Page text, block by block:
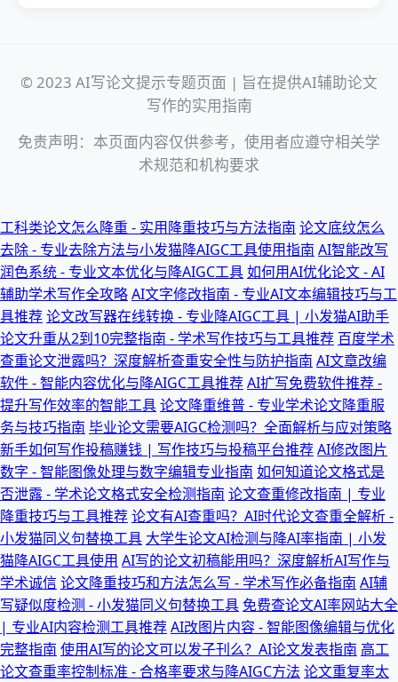
© 2023 AI写论文提示专题页面 | 旨在提供AI辅助论文
写作的实用指南
免责声明：本页面内容仅供参考，使用者应遵守相关学
术规范和机构要求
工科类论文怎么降重 - 实用降重技巧与方法指南 论文底纹怎么
去除 - 专业去除方法与小发猫降AIGC工具使用指南 AI智能改写
润色系统 - 专业文本优化与降AIGC工具如何用AI优化论文 - AI
辅助学术写作全攻略AI文字修改指南 - 专业AI文本编辑技巧与工
具推荐论文改写器在线转换 - 专业降AIGC工具 | 小发猫AI助手
论文升重从2到10完整指南 - 学术写作技巧与工具推荐 百度学术
查重论文泄露吗？深度解析查重安全性与防护指南 AI文章改编
软件 - 智能内容优化与降AIGC工具推荐AI扩写免费软件推荐 -
提升写作效率的智能工具论文降重维普 - 专业学术论文降重服
务与技巧指南 毕业论文需要AIGC检测吗？全面解析与应对策略
新手如何写作投稿赚钱 | 写作技巧与投稿平台推荐AI修改图片
数字 - 智能图像处理与数字编辑专业指南 如何知道论文格式是
否泄露 - 学术论文格式安全检测指南 论文查重修改指南 | 专业
降重技巧与工具推荐论文有AI查重吗？AI时代论文查重全解析 -
小发猫同义句替换工具 大学生论文AI检测与降AI率指南 | 小发
猫降AIGC工具使用 AI写的论文初稿能用吗？深度解析AI写作与
学术诚信论文降重技巧和方法怎么写 - 学术写作必备指南 AI辅
写疑似度检测 - 小发猫同义句替换工具 免费查论文AI率网站大全
| 专业AI内容检测工具推荐AI改图片内容 - 智能图像编辑与优化
完整指南 使用AI写的论文可以发子刊么？AI论文发表指南 高工
论文查重率控制标准 - 合格率要求与降AIGC方法 论文重复率太